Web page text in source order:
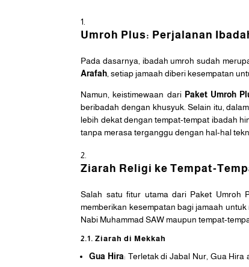
Umroh Plus: Perjalanan
Pada dasarnya, ibadah umroh sudah
Arafah, setiap jamaah diberi kesempatan
Namun, keistimewaan dari Paket Umroh
beribadah dengan khusyuk. Selain itu,
lebih dekat dengan tempat-tempat ibadah
tanpa merasa terganggu dengan hal-hal
Ziarah Religi ke Tempat-
Salah satu fitur utama dari Paket Umroh
memberikan kesempatan bagi jamaah
Nabi Muhammad SAW maupun tempat-
2.1. Ziarah di Mekkah
Gua Hira: Terletak di Jabal Nur, Gua Hira